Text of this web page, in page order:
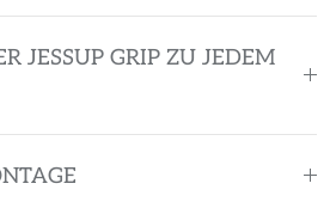
JESSUP GRIP ZU JEDEM